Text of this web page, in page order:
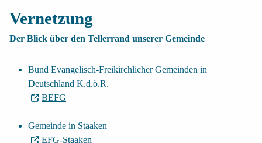
Vernetzung
Der Blick über den Tellerrand unserer Gemeinde
Bund Evangelisch-Freikirchlicher Gemeinden in
Deutschland K.d.ö.R.
BEFG
Gemeinde in Staaken
EFG-Staaken